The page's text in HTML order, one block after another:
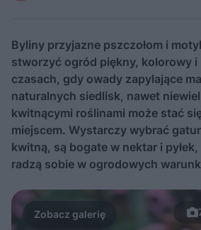
Byliny przyjazne pszczołom i
stworzyć ogród piękny, kolorowy
czasach, gdy owady zapylające
naturalnych siedlisk, nawet
kwitnącymi roślinami może stać
miejscem. Wystarczy wybrać
kwitną, są bogate w nektar i
radzą sobie w ogrodowych